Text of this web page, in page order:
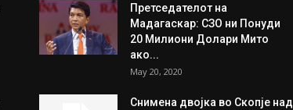
Претседателот на
Мадагаскар: СЗО ни Понуди
20 Милиони Долари Мито
ако...
May 20, 2020
Снимена двојка во Скопје над